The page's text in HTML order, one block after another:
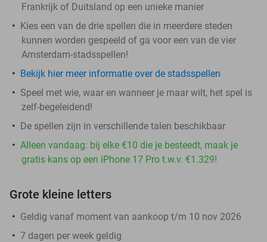
Frankrijk of Duitsland op een unieke manier
Kies een van de drie spellen die in meerdere steden
kunnen worden gespeeld of ga voor een van de vier
Amsterdam-stadsspellen!
Bekijk hier meer informatie over de stadsspellen
Speel met wie, waar en wanneer je maar wilt, het spel is
zelf-begeleidend!
De spellen zijn in verschillende talen beschikbaar
Alleen vandaag: bij elke €10 die je besteedt, maak je
gratis kans op een iPhone 17 Pro t.w.v. €1.329!
Grote kleine letters
Geldig vanaf moment van aankoop t/m 10 nov 2026
7 dagen per week geldig